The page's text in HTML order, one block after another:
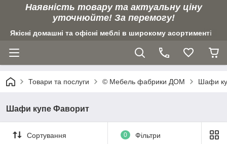
Наявність товару та актуальну ціну
уточнюйте! За перемогу!
Якісні домашні та офісні меблі в широкому асортименті
Товари та послуги © Мебель фабрики ДОМ Шафи
Шафи купе Фаворит
Сортування 0 Фільтри